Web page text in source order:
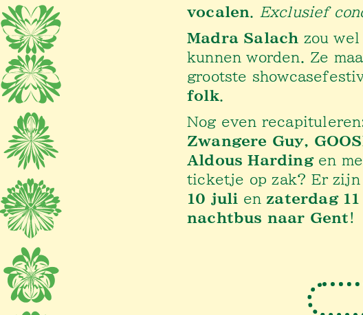
vocalen
Exclusief
Madra Salach zou
kunnen worden. Ze
grootste
folk.
Nog even
Zwangere Guy,
Aldous Hardingen
ticketje op zak? Er zijn
10 juli en zaterdag
nachtbus naar Gent !